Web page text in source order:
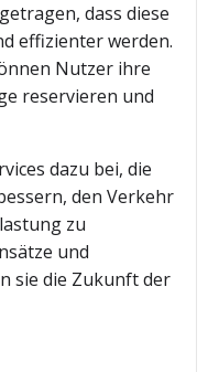
dass diese
effizienter werden.
Nutzer ihre
reservieren und
dazu bei, die
den Verkehr
zu
und
sie die Zukunft der